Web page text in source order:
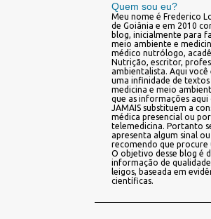
Quem sou eu?
Meu nome é Frederico
de Goiânia e em 2010
blog, inicialmente para
meio ambiente e
médico nutrólogo,
Nutrição, escritor,
ambientalista. Aqui
uma infinidade de textos
medicina e meio
que as informações aqui
JAMAIS substituem a
médica presencial ou por
telemedicina. Portanto
apresenta algum sinal
recomendo que procure
O objetivo desse blog é
informação de
leigos, baseada em
científicas.